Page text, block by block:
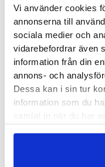
Vi använder cookies
annonserna till
sociala medier och
vidarebefordrar även
information från din
annons- och
Dessa kan i sin tur
information som du
samlat in när du har
Bola Dubbel Viafil
169kr